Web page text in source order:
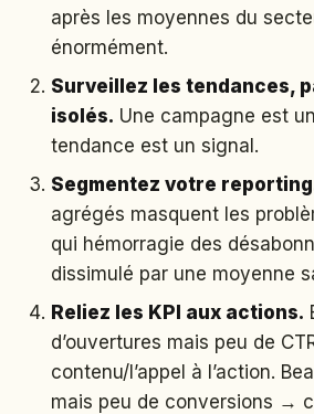
après les moyennes du
énormément.
Surveillez les tendances,
isolés. Une campagne est
tendance est un signal.
Segmentez votre
agrégés masquent les
qui hémorragie des
dissimulé par une moyenne
Reliez les KPI aux actions.
d’ouvertures mais peu de
contenu/l’appel à l’action.
mais peu de conversions →